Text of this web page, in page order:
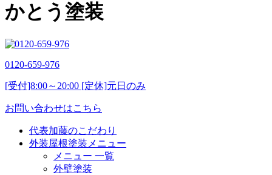
かとう塗装
0120-659-976
[受付]8:00～20:00 [定休]元日のみ
お問い合わせはこちら
代表加藤のこだわり
外装屋根塗装メニュー
メニュー 一覧
外壁塗装